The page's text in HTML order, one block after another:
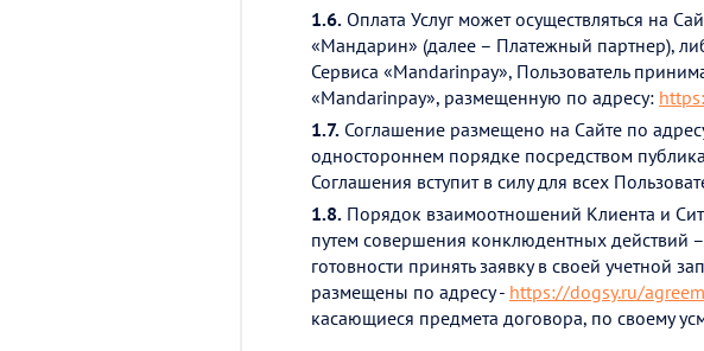
1.6. Оплата Услуг может осуществляться на
«Мандарин» (далее – Платежный партнер),
Сервиса «Mandarinpay», Пользователь
«Mandarinpay», размещенную по адресу:
1.7. Соглашение размещено на Сайте по
одностороннем порядке посредством
Соглашения вступит в силу для всех
1.8. Порядок взаимоотношений Клиента и
путем совершения конклюдентных действий
готовности принять заявку в своей учетной
размещены по адресу - https://dogsy.ru/
касающиеся предмета договора, по своему